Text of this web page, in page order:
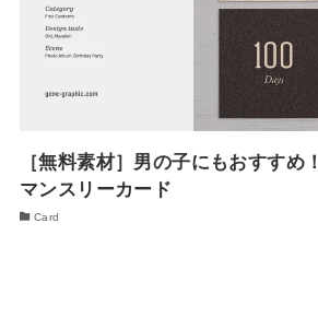
［無料素材］男の子にもおすすめ
マンスリーカード
Card